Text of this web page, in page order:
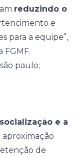
reduzindo o
e
para a equipe”,
FGMF.
e a
aproximação
de